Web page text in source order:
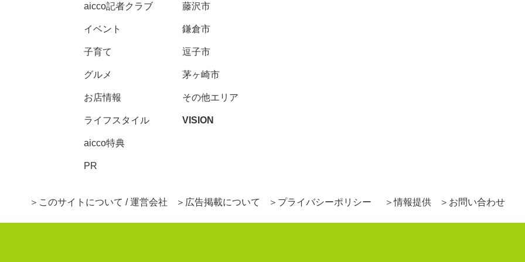
aicco記者クラブ
イベント
子育て
グルメ
お店情報
ライフスタイル
aicco特典
PR
藤沢市
鎌倉市
逗子市
茅ヶ崎市
その他エリア
VISION
このサイトについて / 運営会社 広告掲載について プライバシーポリシー 情報提供 お問い合わせ